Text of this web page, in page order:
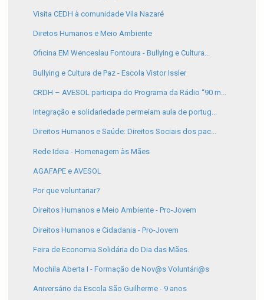
Visita CEDH à comunidade Vila Nazaré
Diretos Humanos e Meio Ambiente
Oficina EM Wenceslau Fontoura - Bullying e Cultura...
Bullying e Cultura de Paz - Escola Vistor Issler
CRDH – AVESOL participa do Programa da Rádio “90 m...
Integração e solidariedade permeiam aula de portug...
Direitos Humanos e Saúde: Direitos Sociais dos pac...
Rede Ideia - Homenagem às Mães
AGAFAPE e AVESOL
Por que voluntariar?
Direitos Humanos e Meio Ambiente - Pro-Jovem
Direitos Humanos e Cidadania - Pro-Jovem
Feira de Economia Solidária do Dia das Mães.
Mochila Aberta I - Formação de Nov@s Voluntári@s
Aniversário da Escola São Guilherme - 9 anos